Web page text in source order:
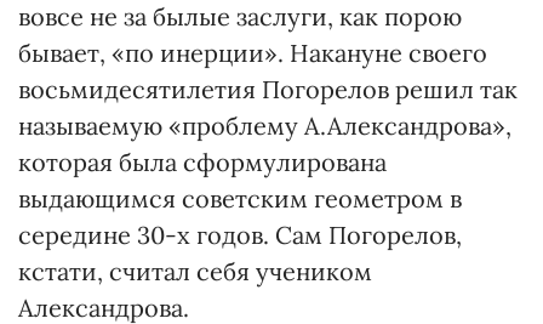
вовсе не за былые заслуги, как порою
бывает, «по инерции». Накануне своего
восьмидесятилетия Погорелов решил так
называемую «проблему А.Александрова»,
которая была сформулирована
выдающимся советским геометром в
середине 30-х годов. Сам Погорелов,
кстати, считал себя учеником
Александрова.